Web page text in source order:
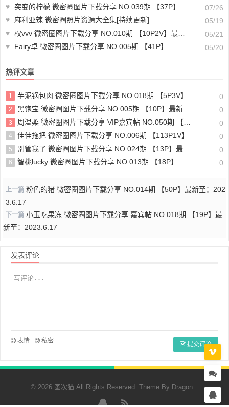
♥ 突变的柠檬 微密圈图片下载分享 NO.039期 【37P】最新至：2024.7.25
07/26
♥
麻利亚辣 微密圈照片资源大全集[持续更新]
05/19
♥ 权vvv 微密圈图片下载分享 NO.010期 【10P2V】最新至：2023.7.26
05/21
♥
Fairy卓 微密圈图片下载分享 NO.005期 【41P】 05/20
热评文章
1 芋泥锅包肉 微密圈图片下载分享 NO.018期 【5P3V】 0
2 黑饱宝 微密圈图片下载分享 NO.005期 【10P】最新至：2023.6.15 0
3 周温柔 微密圈图片下载分享 VIP嘉宾帖 NO.050期 【14P】最新至：2024.5.15 0
4 佳佳拖把 微密圈图片下载分享 NO.006期 【113P1V】 0
5 别管我了 微密圈图片下载分享 NO.024期 【13P】最新至：2024.5.30 0
6 智桃lucky 微密圈图片下载分享 NO.013期 【18P】 0
上一篇 粉色的猪 微密圈图片下载分享 NO.014期 【50P】最新至：202
3.6.17
下一篇 小玉吃果冻 微密圈图片下载分享 嘉宾帖 NO.018期 【19P】最
新至：2023.6.17
发表评论
表情 私密 提交评论
© 2026 图次猫 All Rights Reserved. Theme By Dragon